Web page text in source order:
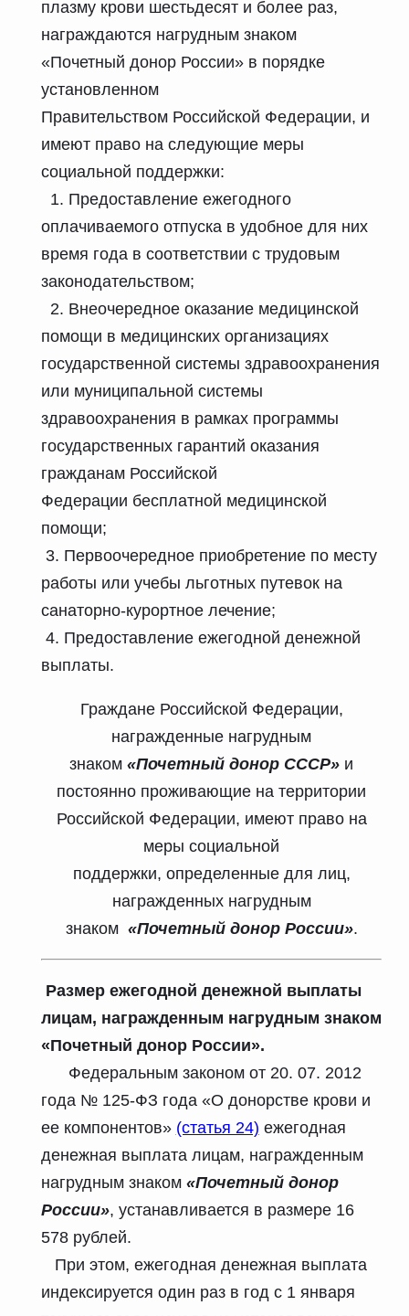
плазму крови шестьдесят и более раз,
награждаются нагрудным знаком
«Почетный донор России» в порядке
установленном
Правительством Российской Федерации, и
имеют право на следующие меры
социальной поддержки:
1. Предоставление ежегодного
оплачиваемого отпуска в удобное для них
время года в соответствии с трудовым
законодательством;
2. Внеочередное оказание медицинской
помощи в медицинских организациях
государственной системы здравоохранения
или муниципальной системы
здравоохранения в рамках программы
государственных гарантий оказания
гражданам Российской
Федерации бесплатной медицинской
помощи;
3. Первоочередное приобретение по месту
работы или учебы льготных путевок на
санаторно-курортное лечение;
4. Предоставление ежегодной денежной
выплаты.
Граждане Российской Федерации,
награжденные нагрудным
знаком «Почетный донор СССР» и
постоянно проживающие на территории
Российской Федерации, имеют право на
меры социальной
поддержки, определенные для лиц,
награжденных нагрудным
знаком «Почетный донор России».
Размер ежегодной денежной выплаты
лицам, награжденным нагрудным знаком
«Почетный донор России».
Федеральным законом от 20. 07. 2012
года № 125-ФЗ года «О донорстве крови и
ее компонентов» (статья 24) ежегодная
денежная выплата лицам, награжденным
нагрудным знаком «Почетный донор
России», устанавливается в размере 16
578 рублей.
При этом, ежегодная денежная выплата
индексируется один раз в год с 1 января